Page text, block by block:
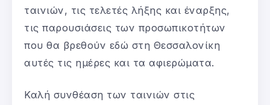
ταινιών, τις τελετές λήξης και έναρξης,
τις παρουσιάσεις των προσωπικοτήτων
που θα βρεθούν εδώ στη Θεσσαλονίκη
αυτές τις ημέρες και τα αφιερώματα.
Καλή συνθέαση των ταινιών στις